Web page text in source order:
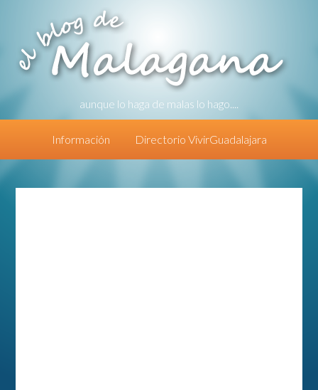
aunque lo haga de malas lo hago....
Información Directorio VivirGuadalajara